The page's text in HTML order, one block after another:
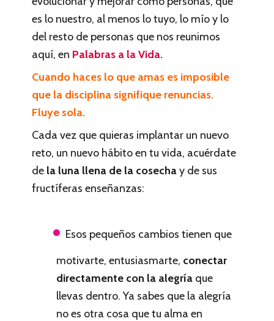
es lo nuestro, al menos lo tuyo, lo mío y lo
del resto de personas que nos reunimos
aquí, en Palabras a la Vida.
Cuando haces lo que amas es imposible
que la disciplina signifique renuncias.
Fluye sola.
Cada vez que quieras implantar un nuevo
reto, un nuevo hábito en tu vida, acuérdate
de la luna llena de la cosechay de sus
fructíferas enseñanzas:
Esos pequeños cambios tienen que
motivarte, entusiasmarte, conectar
directamente con la alegría que
llevas dentro. Ya sabes que la alegría
no es otra cosa que tu alma en